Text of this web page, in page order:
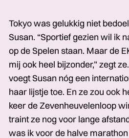
Tokyo was gelukkig niet
Susan. “Sportief gezien wil ik
op de Spelen staan. Maar de
mij ook heel bijzonder,” zegt
voegt Susan nóg een
haar lijstje toe. En ze zou ook
keer de Zevenheuvelenloop
traint ze nog voor lange
was ik voor de halve